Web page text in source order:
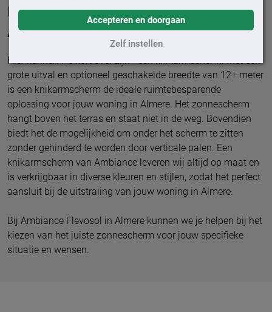
Accepteren en doorgaan
Zelf instellen
meest geschikt voor een huis in
Almere?
Hier kunnen we kort over zijn - een knikarmscherm. Met een
grote uitval en optioneel geschakelde breedte van 12+ meter
is een knikarmscherm de ideale ruimtebesparende
oplossing voor jouw woning in Almere. Het zonnescherm
hangt boven het terras en staat niet in de weg. Bovendien
biedt het de mogelijkheid om onder het scherm te zitten
zonder gehinderd te worden door verticale palen. Een
knikarmscherm van Ambiance leveren wij altijd op maat en
is verkrijgbaar in diverse kleuren en stijlen, zodat het perfect
aansluit bij de uitstraling van jouw woning in Almere.
Bij Ambiance Flevosol in Almere kunnen we je helpen bij het
kiezen van het juiste zonnescherm voor jouw specifieke
situatie en wensen.